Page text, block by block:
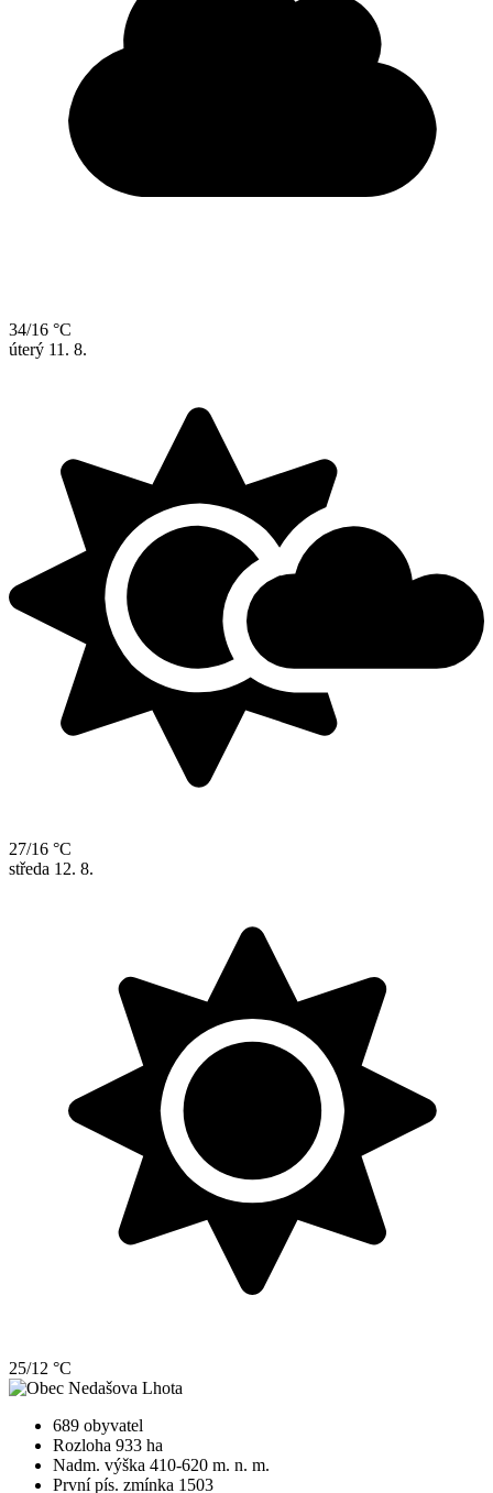
34/16 °C
úterý 11. 8.
27/16 °C
středa 12. 8.
25/12 °C
689 obyvatel
Rozloha 933 ha
Nadm. výška 410-620 m. n. m.
První pís. zmínka 1503